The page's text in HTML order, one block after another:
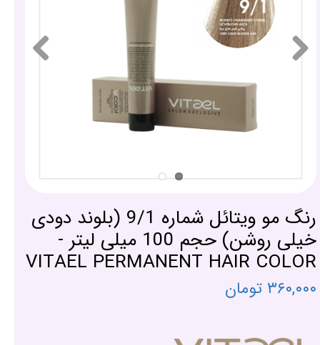
رنگ مو ویتائل شماره 9/1 (بلوند دودی
خیلی روشن) حجم 100 میلی لیتر -
VITAEL PERMANENT HAIR COLOR
۳۶۰,۰۰۰ تومان